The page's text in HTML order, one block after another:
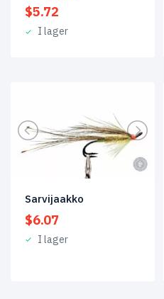
$5.72
I lager
Sarvijaakko
$6.07
I lager